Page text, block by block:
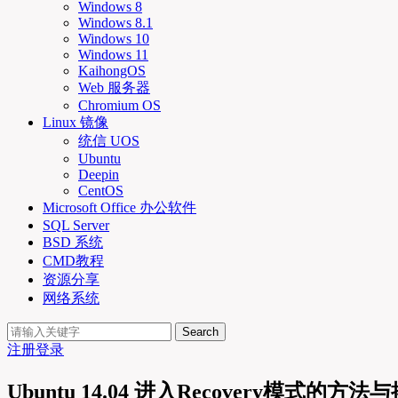
Windows 8
Windows 8.1
Windows 10
Windows 11
KaihongOS
Web 服务器
Chromium OS
Linux 镜像
统信 UOS
Ubuntu
Deepin
CentOS
Microsoft Office 办公软件
SQL Server
BSD 系统
CMD教程
资源分享
网络系统
Search
注册登录
Ubuntu 14.04 进入Recovery模式的方法